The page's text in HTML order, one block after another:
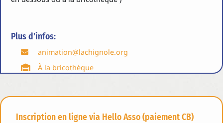
Plus d'infos:
animation@lachignole.org
À la bricothèque
Inscription en ligne via Hello Asso (paiement CB)